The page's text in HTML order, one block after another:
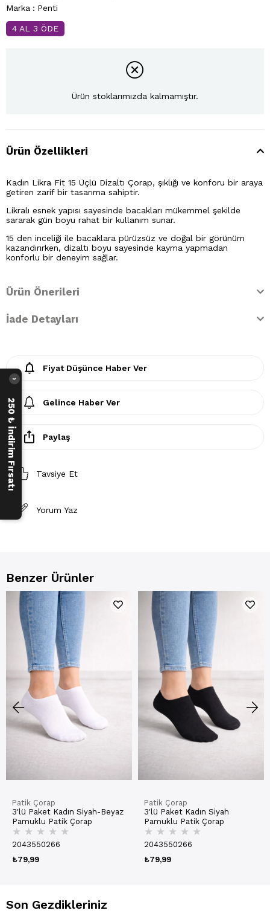
Marka : Penti
4 AL 3 ÖDE
Ürün stoklarımızda kalmamıştır.
Ürün Özellikleri
Kadın Likra Fit 15 Üçlü Dizaltı Çorap, şıklığı ve konforu bir araya
getiren zarif bir tasarıma sahiptir.
Likralı esnek yapısı sayesinde bacakları mükemmel şekilde
sararak gün boyu rahat bir kullanım sunar.
15 den inceliği ile bacaklara pürüzsüz ve doğal bir görünüm
kazandırırken, dizaltı boyu sayesinde kayma yapmadan
konforlu bir deneyim sağlar.
Ürün Önerileri
İade Detayları
Fiyat Düşünce Haber Ver
Gelince Haber Ver
Paylaş
Tavsiye Et
Yorum Yaz
Benzer Ürünler
Patik Çorap
3'lü Paket Kadın Siyah-Beyaz
Pamuklu Patik Çorap
★ ★ ★ ★ ★
2043550266
₺79,99
Patik Çorap
3'lü Paket Kadın Siyah
Pamuklu Patik Çorap
★ ★ ★ ★ ★
2043550266
₺79,99
Son Gezdikleriniz
250 ₺ İndirim Fırsatı
›